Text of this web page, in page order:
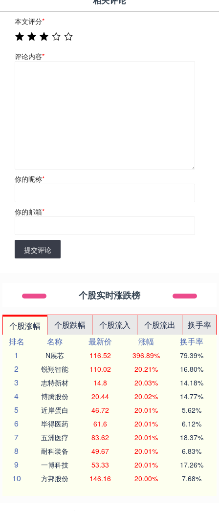
本文评分*
评论内容*
你的昵称*
你的邮箱*
提交评论
个股实时涨跌榜
个股涨幅 个股跌幅 个股流入 个股流出
换手率
排名
名称 最新价 涨幅
换手率
1
N展芯 116.52 396.89% 79.39%
2 锐翔智能 110.02 20.21% 16.80%
3 志特新材 14.8 20.03% 14.18%
4 博腾股份 20.44 20.02% 14.77%
5 近岸蛋白 46.72 20.01% 5.62%
6 毕得医药 61.6 20.01% 6.12%
7 五洲医疗 83.62 20.01% 18.37%
8 耐科装备 49.67 20.01% 6.83%
9 一博科技 53.33 20.01% 17.26%
10 方邦股份 146.16 20.00% 7.68%